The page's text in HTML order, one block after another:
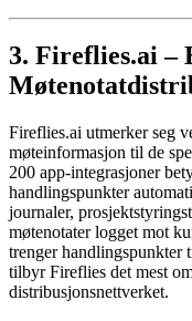
3. Fireflies.ai –
Fireflies.ai utmerker seg
møteinformasjon til de
200 app-integrasjoner
handlingspunkter
journaler,
møtenotater logget mot
trenger handlingspunkter
tilbyr Fireflies det mest
distribusjonsnettverket.